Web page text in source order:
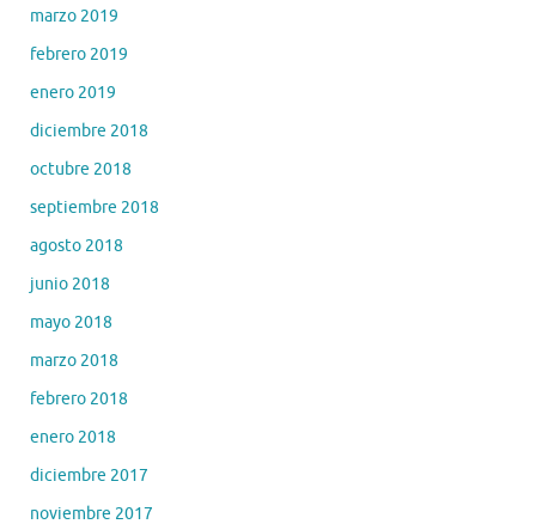
marzo 2019
febrero 2019
enero 2019
diciembre 2018
octubre 2018
septiembre 2018
agosto 2018
junio 2018
mayo 2018
marzo 2018
febrero 2018
enero 2018
diciembre 2017
noviembre 2017